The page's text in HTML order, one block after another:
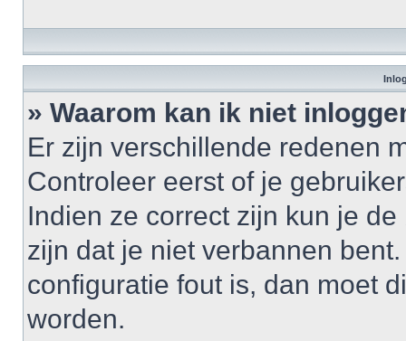
» Waarom kan ik niet
Er zijn verschillende redenen
Controleer eerst of je
Indien ze correct zijn kun je
zijn dat je niet verbannen
configuratie fout is, dan moet
worden.